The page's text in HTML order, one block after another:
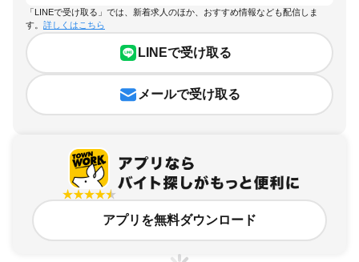
「LINEで受け取る」では、新着求人のほか、おすすめ情報なども配信しま
す。 詳しくはこちら
LINEで受け取る
メールで受け取る
アプリを無料ダウンロード